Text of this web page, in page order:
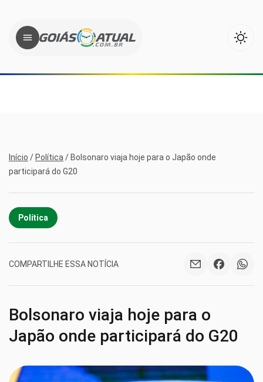
Início / Política / Bolsonaro viaja hoje para o Japão onde
participará do G20
Política
COMPARTILHE ESSA NOTÍCIA
Bolsonaro viaja hoje para o
Japão onde participará do G20